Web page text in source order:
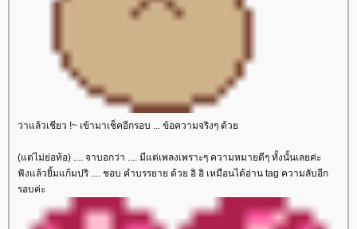
ว่าแล้วเชียว !~ เข้ามาเช็คอีกรอบ ... ข้อความจริงๆ ด้ว
(แต่ไม่ย่อท้อ) .... จาบอกว่า .... มีแต่เพลงเพราะๆ ความหมายดีๆ ทั้งนั้นเลยค่ะ
ฟังแล้วยิ้มแก้มปริ .... ชอบ คำบรรยาย ด้วย อิ อิ เหมือนได้อ่าน tag ความลับอีก
รอบค่ะ